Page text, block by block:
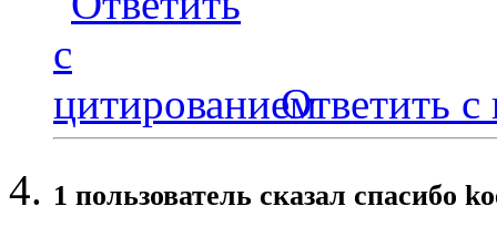
Ответить с
1 пользователь сказал cпасибо